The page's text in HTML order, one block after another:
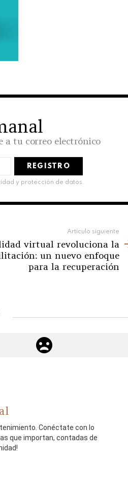
a tu correo electrónico
y protección de datos.
Artículo siguiente
virtual revoluciona la
un nuevo enfoque
para la recuperación
Conéctate con lo
que importan, contadas de